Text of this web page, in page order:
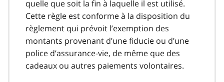
quelle que soit la fin à laquelle il est utilisé.
Cette règle est conforme à la disposition du
règlement qui prévoit l’exemption des
montants provenant d’une fiducie ou d’une
police d’assurance-vie, de même que des
cadeaux ou autres paiements volontaires.